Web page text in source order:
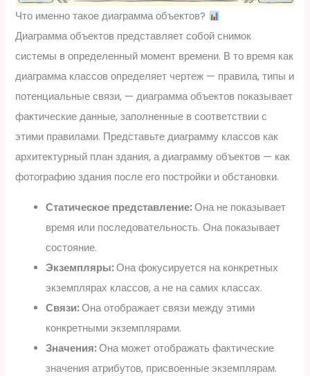
Что именно такое диаграмма объектов?
Диаграмма объектов представляет собой снимок
системы в определенный момент времени. В то время как
диаграмма классов определяет чертеж — правила, типы и
потенциальные связи, — диаграмма объектов показывает
фактические данные, заполненные в соответствии с
этими правилами. Представьте диаграмму классов как
архитектурный план здания, а диаграмму объектов — как
фотографию здания после его постройки и обстановки.
Статическое представление:Она не показывает
время или последовательность. Она показывает
состояние.
Экземпляры:Она фокусируется на конкретных
экземплярах классов, а не на самих классах.
Связи:Она отображает связи между этими
конкретными экземплярами.
Значения:Она может отображать фактические
значения атрибутов, присвоенные экземплярам.